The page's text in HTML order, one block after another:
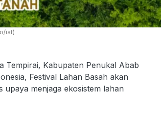
ist)
Tempirai, Kabupaten Penukal Abab
Festival Lahan Basah akan
menjaga ekosistem lahan